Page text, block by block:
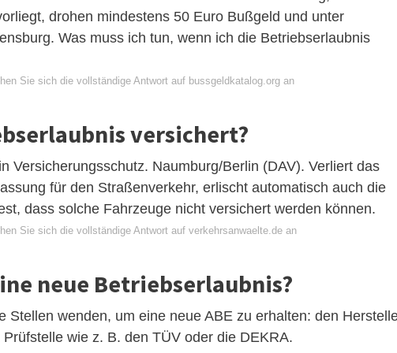
drohen mindestens 50 Euro Bußgeld und unter
Was muss ich tun, wenn ich die Betriebserlaubnis
Sie sich die vollständige Antwort auf bussgeldkatalog.org an
versichert?
Versicherungsschutz. Naumburg/Berlin (DAV). Verliert das
für den Straßenverkehr, erlischt automatisch auch die
dass solche Fahrzeuge nicht versichert werden können.
Sie sich die vollständige Antwort auf verkehrsanwaelte.de an
neue Betriebserlaubnis?
Stellen wenden, um eine neue ABE zu erhalten: den
wie z. B. den TÜV oder die DEKRA.